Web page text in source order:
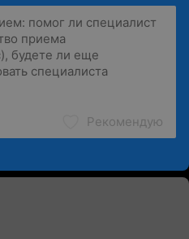
Рекомендую